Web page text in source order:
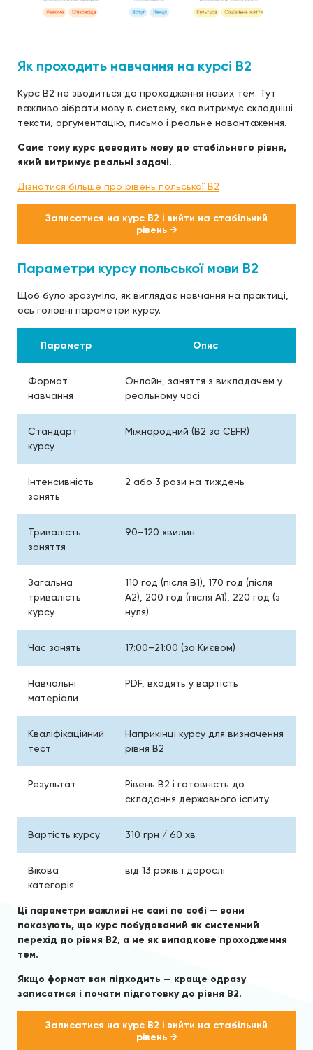
Як проходить навчання на курсі B2
Курс B2 не зводиться до проходження нових тем. Тут
важливо зібрати мову в систему, яка витримує складніші
тексти, аргументацію, письмо і реальне навантаження.
Саме тому курс доводить мову до стабільного рівня,
який витримує реальні задачі.
Дізнатися більше про рівень польської B2
Записатися на курс B2 і вийти на стабільний
рівень →
Параметри курсу польської мови B2
Щоб було зрозуміло, як виглядає навчання на практиці,
ось головні параметри курсу.
Параметр Опис
Формат
навчання
Онлайн, заняття з викладачем у
реальному часі
Стандарт
курсу
Міжнародний (B2 за CEFR)
Інтенсивність
занять
2 або 3 рази на тиждень
Тривалість
заняття
90–120 хвилин
Загальна
тривалість
курсу
110 год (після B1), 170 год (після
A2), 200 год (після A1), 220 год (з
нуля)
Час занять 17:00–21:00 (за Києвом)
Навчальні
матеріали
PDF, входять у вартість
Кваліфікаційний
тест
Наприкінці курсу для визначення
рівня B2
Результат
Рівень B2 і готовність до
складання державного іспиту
Вартість курсу 310 грн / 60 хв
Вікова
категорія
від 13 років і дорослі
Ці параметри важливі не самі по собі — вони
показують, що курс побудований як системний
перехід до рівня B2, а не як випадкове проходження
тем.
Якщо формат вам підходить — краще одразу
записатися і почати підготовку до рівня B2.
Записатися на курс B2 і вийти на стабільний
рівень →